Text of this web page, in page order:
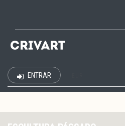
ENTRAR